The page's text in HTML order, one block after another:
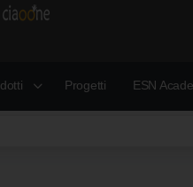
Progetti ESN